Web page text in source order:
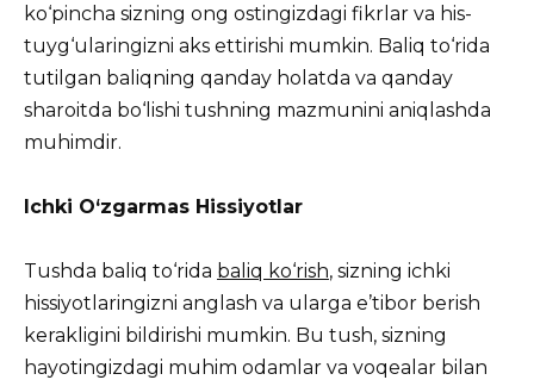
ko‘pincha sizning ong ostingizdagi fikrlar va his-
tuyg‘ularingizni aks ettirishi mumkin. Baliq to‘rida
tutilgan baliqning qanday holatda va qanday
sharoitda bo‘lishi tushning mazmunini aniqlashda
muhimdir.
Ichki O‘zgarmas Hissiyotlar
Tushda baliq to‘rida baliq ko‘rish, sizning ichki
hissiyotlaringizni anglash va ularga e’tibor berish
kerakligini bildirishi mumkin. Bu tush, sizning
hayotingizdagi muhim odamlar va voqealar bilan